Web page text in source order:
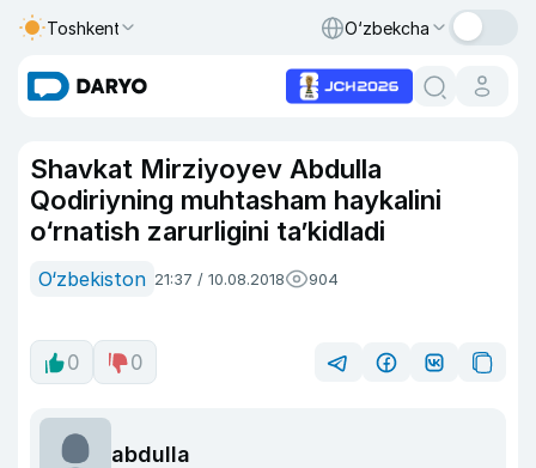
Toshkent O‘zbekcha
Shavkat Mirziyoyev Abdulla
Qodiriyning muhtasham haykalini
o‘rnatish zarurligini ta’kidladi
O‘zbekiston 21:37 / 10.08.2018 904
0 0
abdulla